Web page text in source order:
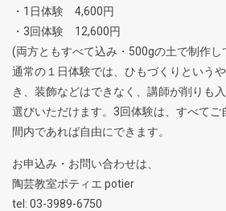
・1日体験 4,600円
・3回体験 12,600円
(両方ともすべて込み・500gの土で制作し
通常の１日体験では、ひもづくりという
き、装飾などはできなく、講師が削りも
選びいただけます。3回体験は、すべてご
間内であれば自由にできます。
お申込み・お問い合わせは、
陶芸教室ポティエ potier
tel: 03-3989-6750